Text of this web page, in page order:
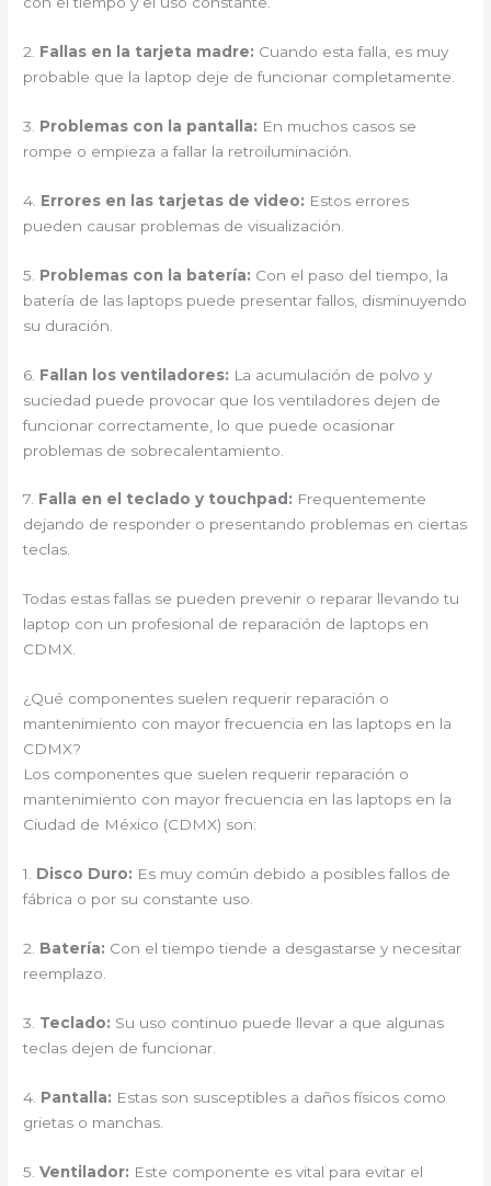
2. Fallas en la tarjeta madre: Cuando esta falla, es muy
probable que la laptop deje de funcionar completamente.
3. Problemas con la pantalla: En muchos casos se
rompe o empieza a fallar la retroiluminación.
4. Errores en las tarjetas de video: Estos errores
pueden causar problemas de visualización.
5. Problemas con la batería: Con el paso del tiempo, la
batería de las laptops puede presentar fallos, disminuyendo
su duración.
6. Fallan los ventiladores: La acumulación de polvo y
suciedad puede provocar que los ventiladores dejen de
funcionar correctamente, lo que puede ocasionar
problemas de sobrecalentamiento.
7. Falla en el teclado y touchpad: Frequentemente
dejando de responder o presentando problemas en ciertas
teclas.
Todas estas fallas se pueden prevenir o reparar llevando tu
laptop con un profesional de reparación de laptops en
CDMX.
¿Qué componentes suelen requerir reparación o
mantenimiento con mayor frecuencia en las laptops en la
CDMX?
Los componentes que suelen requerir reparación o
mantenimiento con mayor frecuencia en las laptops en la
Ciudad de México (CDMX) son:
1. Disco Duro: Es muy común debido a posibles fallos de
fábrica o por su constante uso.
2. Batería: Con el tiempo tiende a desgastarse y necesitar
reemplazo.
3. Teclado: Su uso continuo puede llevar a que algunas
teclas dejen de funcionar.
4. Pantalla: Estas son susceptibles a daños físicos como
grietas o manchas.
5.Ventilador: Este componente es vital para evitar el